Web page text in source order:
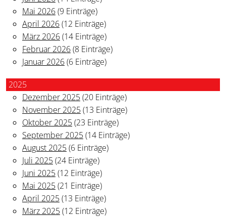
Mai 2026(9 Einträge)
April 2026(12 Einträge)
März 2026(14 Einträge)
Februar 2026(8 Einträge)
Januar 2026(6 Einträge)
2025
Dezember 2025(20 Einträge)
November 2025(13 Einträge)
Oktober 2025(23 Einträge)
September 2025(14 Einträge)
August 2025(6 Einträge)
Juli 2025(24 Einträge)
Juni 2025(12 Einträge)
Mai 2025(21 Einträge)
April 2025(13 Einträge)
März 2025(12 Einträge)